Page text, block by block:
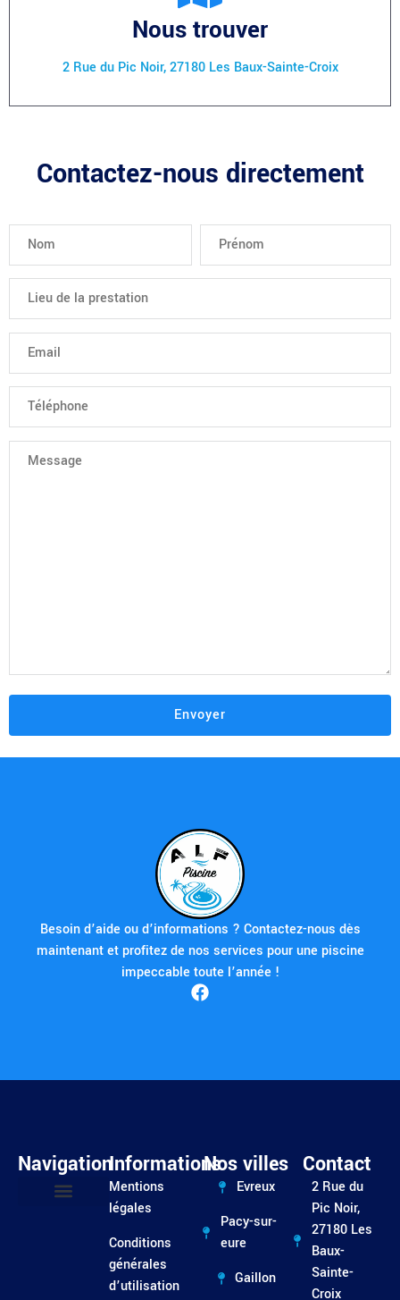
Nous trouver
2 Rue du Pic Noir, 27180 Les Baux-Sainte-Croix
Contactez-nous directement
Besoin d’aide ou d’informations ? Contactez-nous dès
maintenant et profitez de nos services pour une piscine
impeccable toute l’année !
NavigationInformations
Mentions
légales
Conditions
générales
d’utilisation
Nos villes
Evreux
Pacy-sur-
eure
Gaillon
Contact
2 Rue du
Pic Noir,
27180 Les
Baux-
Sainte-
Croix